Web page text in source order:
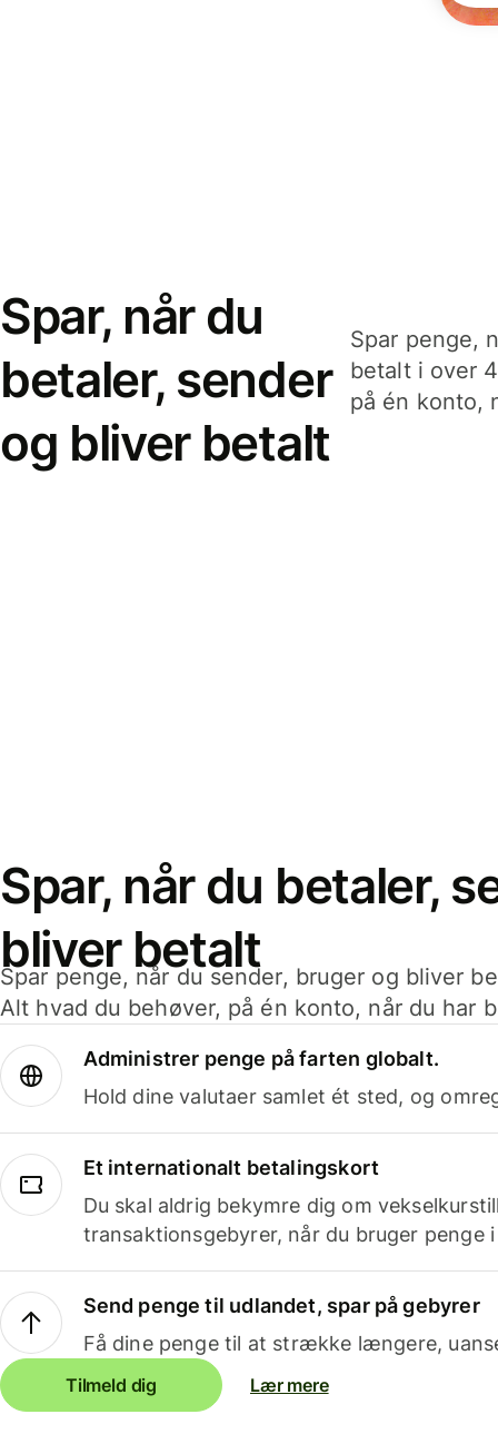
Spar, når du
betaler, sender
og bliver betalt
Spar penge,
betalt i over
på én konto,
Spar, når du betaler,
bliver betalt
Spar penge, når du sender, bruger og bliver
Alt hvad du behøver, på én konto, når du har
Administrer penge på farten globalt.
Hold dine valutaer samlet ét sted, og
Et internationalt betalingskort
Du skal aldrig bekymre dig om
transaktionsgebyrer, når du bruger penge
Send penge til udlandet, spar på gebyrer
Få dine penge til at strække længere,
Tilmeld dig Lær mere